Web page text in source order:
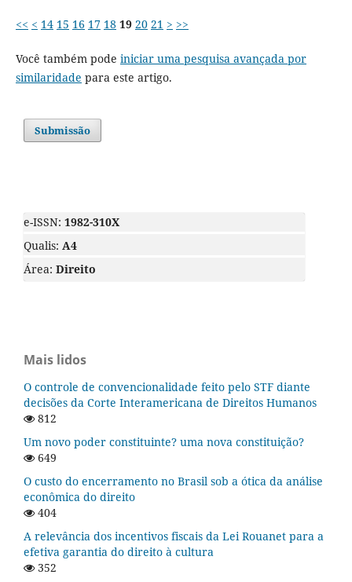
<< < 14 15 16 17 18 19 20 21 > >>
Você também pode iniciar uma pesquisa avançada por
similaridade para este artigo.
Submissão
e-ISSN: 1982-310X
Qualis: A4
Área: Direito
Mais lidos
O controle de convencionalidade feito pelo STF diante
decisões da Corte Interamericana de Direitos Humanos
812
Um novo poder constituinte? uma nova constituição?
649
O custo do encerramento no Brasil sob a ótica da análise
econômica do direito
404
A relevância dos incentivos fiscais da Lei Rouanet para a
efetiva garantia do direito à cultura
352